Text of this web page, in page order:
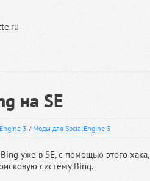
на SE
3 / Моды для SocialEngine 3
уже в SE, с помощью этого хака,
систему Bing.